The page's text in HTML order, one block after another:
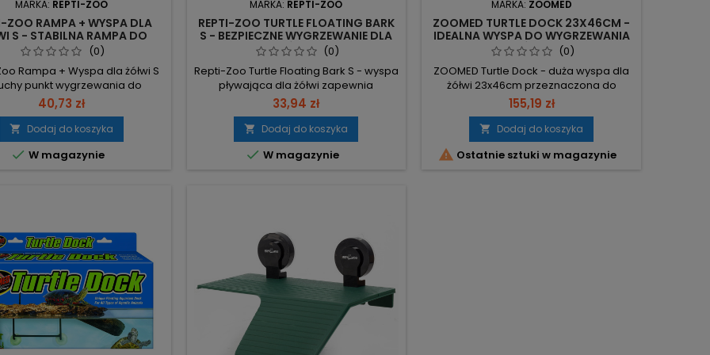
MARKA: REPTI-ZOO
ZOO RAMPA + WYSPA DLA
S - STABILNA RAMPA DO
OPALANIA (0)
Rampa + Wyspa dla żółwi S
punkt wygrzewania do
Wymiary: wys. 7 cm (14 cm z
× dł. 21 cm × szer. 10,5 cm
konstrukcja. System
przyssawki z dokręcaniem —
utrzymujący wagę nawet
40,73 zł
 Dodaj do koszyka
 W magazynie
MARKA: REPTI-ZOO
REPTI-ZOO TURTLE FLOATING BARK
S - BEZPIECZNE WYGRZEWANIE DLA
ŻÓŁWI
(0)
Repti-Zoo Turtle Floating Bark S - wyspa
pływająca dla żółwi zapewnia
bezpieczne miejsce do odpoczynku i
imitację naturalnej kory. Wymiary 21,5 x
15 x 6 cm – częściowe zanurzenie
ułatwia wejście. Mocno chropowata
kora – ułatwia wspinanie nawet
33,94 zł
 Dodaj do koszyka
 W magazynie
MARKA: ZOOMED
ZOOMED TURTLE DOCK 23X46CM -
IDEALNA WYSPA DO WYGRZEWANIA
ŻÓŁWI
(0)
ZOOMED Turtle Dock - duża wyspa dla
żółwi 23x46cm przeznaczona do
wygrzewania i odpoczynku;
samopoziomująca konstrukcja
dostosowuje się do poziomu wody.
Montaż na czterech przyssawkach;
odporny na uszkodzenia materiał,
155,19 zł
 Dodaj do koszyka
 Ostatnie sztuki w magazynie